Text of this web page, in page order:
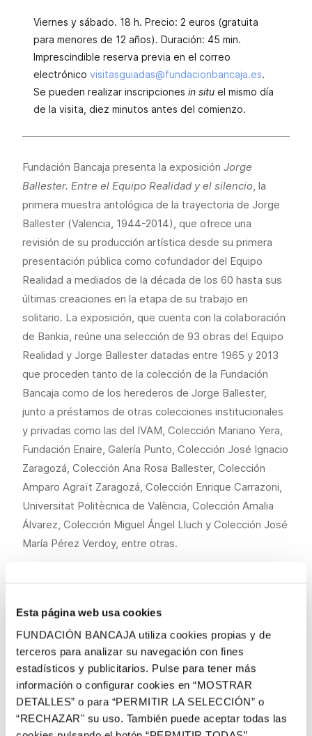
Esta página web usa cookies
FUNDACIÓN BANCAJA utiliza cookies propias y de
terceros para analizar su navegación con fines
estadísticos y publicitarios. Pulse para tener más
información o configurar cookies en “MOSTRAR
DETALLES” o para “PERMITIR LA SELECCIÓN” o
“RECHAZAR" su uso. También puede aceptar todas las
Viernes y sábado. 18 h. Precio: 2 euros (gratuita
para menores de 12 años). Duración: 45 min.
Imprescindible reserva previa en el correo
electrónico visitasguiadas@fundacionbancaja.es.
Se pueden realizar inscripciones in situ el mismo día
de la visita, diez minutos antes del comienzo.
Fundación Bancaja presenta la exposición Jorge
Ballester. Entre el Equipo Realidad y el silencio, la
primera muestra antológica de la trayectoria de Jorge
Ballester (Valencia, 1944-2014), que ofrece una
revisión de su producción artística desde su primera
presentación pública como cofundador del Equipo
Realidad a mediados de la década de los 60 hasta sus
últimas creaciones en la etapa de su trabajo en
solitario. La exposición, que cuenta con la colaboración
de Bankia, reúne una selección de 93 obras del Equipo
Realidad y Jorge Ballester datadas entre 1965 y 2013
que proceden tanto de la colección de la Fundación
Bancaja como de los herederos de Jorge Ballester,
junto a préstamos de otras colecciones institucionales
y privadas como las del IVAM, Colección Mariano Yera,
Fundación Enaire, Galería Punto, Colección José Ignacio
Zaragozá, Colección Ana Rosa Ballester, Colección
Amparo Agraït Zaragozá, Colección Enrique Carrazoni,
Universitat Politècnica de València, Colección Amalia
Álvarez, Colección Miguel Ángel Lluch y Colección José
María Pérez Verdoy, entre otras.
con el cubismo, Ellos-yo,Jodasel
margen,Hypnerotomaquia concupiscente y
compañía de la soledad ) que recorren etapas y
temáticas esenciales de la trayectoria de Ballester y
que, a su vez, revisan cronológicamente su trabajo,
dando a conocer parte de su obra que permanecía
inédita hasta ahora. La muestra ahonda también en las